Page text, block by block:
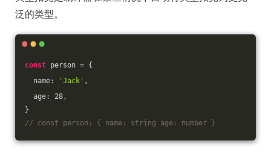
泛的类型。
const person = {
name:
'Jack' ,
age: 28 ,
}
// const person: { name: string age: number }